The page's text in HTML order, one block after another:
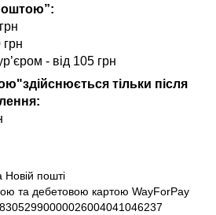
грн
- від 105 грн
тільки після
пошті
та дебетовою картою WayForPay